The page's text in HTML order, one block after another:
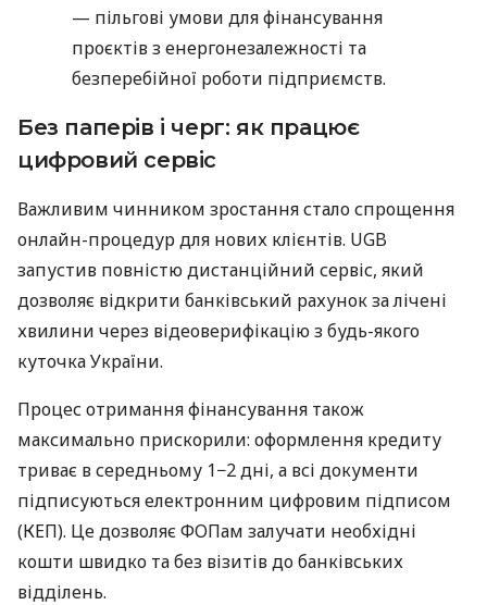
— пільгові умови для фінансування
проєктів з енергонезалежності та
безперебійної роботи підприємств.
Без паперів і черг: як працює
цифровий сервіс
Важливим чинником зростання стало спрощення
онлайн-процедур для нових клієнтів. UGB
запустив повністю дистанційний сервіс, який
дозволяє відкрити банківський рахунок за лічені
хвилини через відеоверифікацію з будь-якого
куточка України.
Процес отримання фінансування також
максимально прискорили: оформлення кредиту
триває в середньому 1−2 дні, а всі документи
підписуються електронним цифровим підписом
(КЕП). Це дозволяє ФОПам залучати необхідні
кошти швидко та без візитів до банківських
відділень.